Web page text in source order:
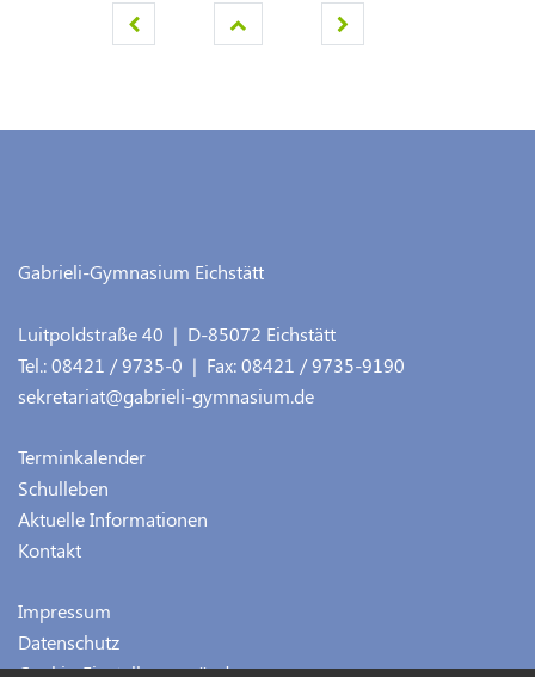
Gabrieli-Gymnasium Eichstätt
Luitpoldstraße 40 | D-85072 Eichstätt
Tel.:08421 / 9735-0 | Fax:08421 / 9735-9190
sekretariat@gabrieli-gymnasium.de
Terminkalender
Schulleben
Aktuelle Informationen
Kontakt
Impressum
Datenschutz